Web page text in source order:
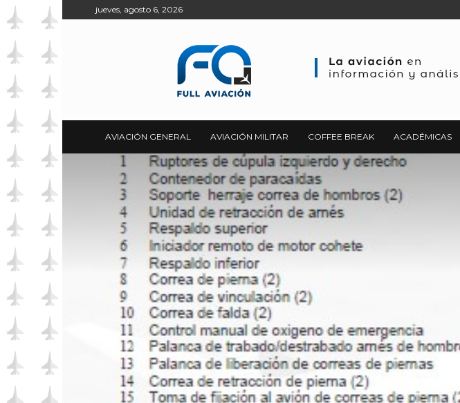
jueves, agosto 6, 2026
AVIACIÓN GENERAL AVIACIÓN MILITAR COFFEE BREAK ACADÉMICAS